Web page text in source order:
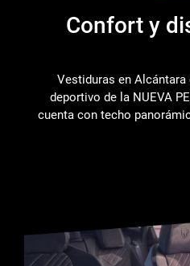
Confort y
Vestiduras en Alcántara
deportivo de la NUEVA
cuenta con techo